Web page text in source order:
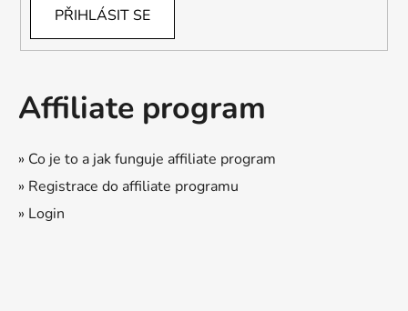
PŘIHLÁSIT SE
Affiliate program
» Co je to a jak funguje affiliate program
» Registrace do affiliate programu
» Login